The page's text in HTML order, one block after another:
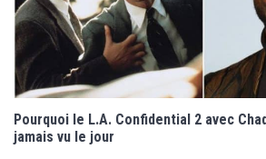
Pourquoi le L.A. Confidential 2 avec
jamais vu le jour